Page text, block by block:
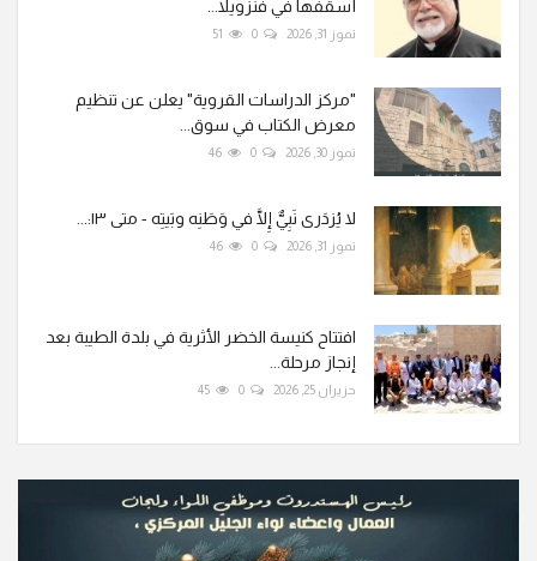
أسقفها في فنزويلا...
تموز 31, 2026 0
51
"مركز الدراسات القروية" يعلن عن تنظيم
معرض الكتاب في سوق...
تموز 30, 2026 0
46
لا يُزدَرى نَبِيٌّ إِلَّا في وَطَنِه وبَيتِه - متى ١٣:...
تموز 31, 2026 0
46
افتتاح كنيسة الخضر الأثرية في بلدة الطيبة بعد
إنجاز مرحلة...
حزيران 25, 2026 0
45